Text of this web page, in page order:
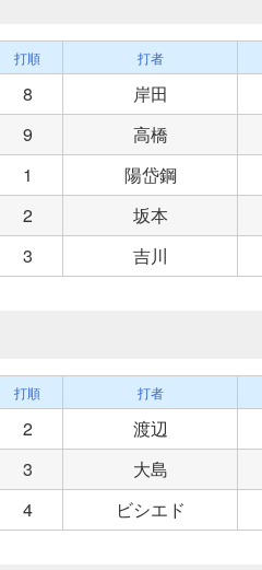
打順 打者
8
岸田
9
高橋
1
陽岱鋼
2
坂本
3 吉川
打順 打者
2
渡辺
3
大島
4 ビシエド